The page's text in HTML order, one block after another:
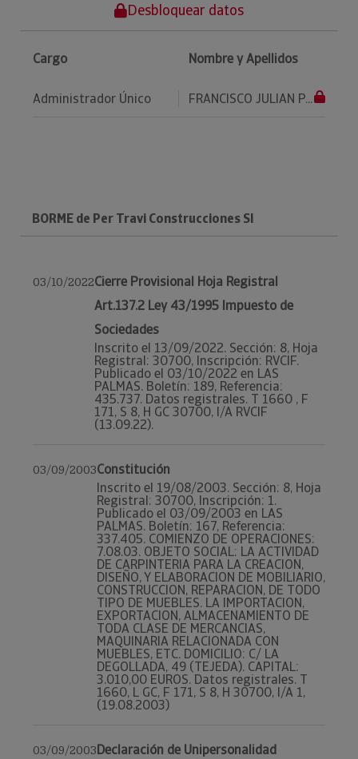
Desbloquear datos
Cargo Nombre y Apellidos
Administrador Único FRANCISCO JULIAN P...
BORME de Per Travi Construcciones Sl
03/10/2022Cierre Provisional Hoja Registral
Art.137.2 Ley 43/1995 Impuesto de
Sociedades
Inscrito el 13/09/2022. Sección: 8, Hoja
Registral: 30700, Inscripción: RVCIF.
Publicado el 03/10/2022 en LAS
PALMAS. Boletín: 189, Referencia:
435.737. Datos registrales. T 1660 , F
171, S 8, H GC 30700, I/A RVCIF
(13.09.22).
03/09/2003Constitución
Inscrito el 19/08/2003. Sección: 8, Hoja
Registral: 30700, Inscripción: 1.
Publicado el 03/09/2003 en LAS
PALMAS. Boletín: 167, Referencia:
337.405. COMIENZO DE OPERACIONES:
7.08.03. OBJETO SOCIAL: LA ACTIVIDAD
DE CARPINTERIA PARA LA CREACION,
DISEÑO, Y ELABORACION DE MOBILIARIO,
CONSTRUCCION, REPARACION, DE TODO
TIPO DE MUEBLES. LA IMPORTACION,
EXPORTACION, ALMACENAMIENTO DE
TODA CLASE DE MERCANCIAS,
MAQUINARIA RELACIONADA CON
MUEBLES, ETC. DOMICILIO: C/ LA
DEGOLLADA, 49 (TEJEDA). CAPITAL:
3.010,00 EUROS. Datos registrales. T
1660, L GC, F 171, S 8, H 30700, I/A 1,
(19.08.2003)
03/09/2003Declaración de Unipersonalidad